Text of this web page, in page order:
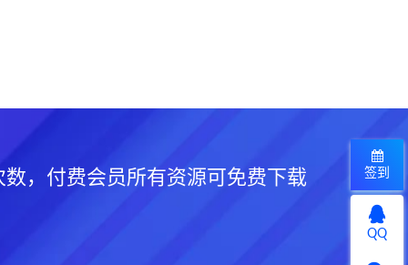
，付费会员所有资源可免费下载 签到
QQ